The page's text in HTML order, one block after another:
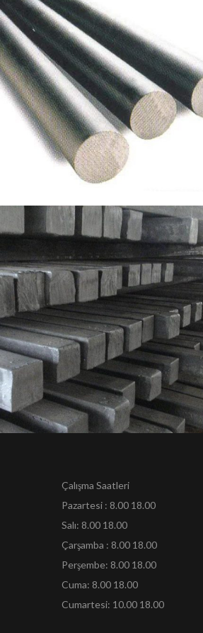
YUVARLAK DEMIR
KÜTÜKLER
Çalışma Saatleri
Pazartesi : 8.00 18.00
Salı: 8.00 18.00
Çarşamba : 8.00 18.00
Perşembe: 8.00 18.00
Cuma: 8.00 18.00
Cumartesi: 10.00 18.00